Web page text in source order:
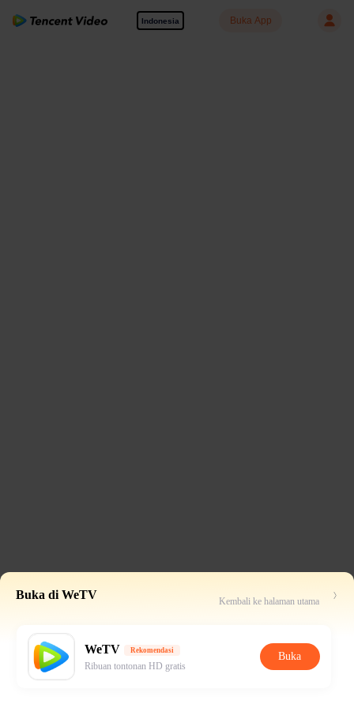
Indonesia Buka App
Buka di WeTV Kembali ke halaman utama
WeTV Rekomendasi
Ribuan tontonan HD gratis
Buka